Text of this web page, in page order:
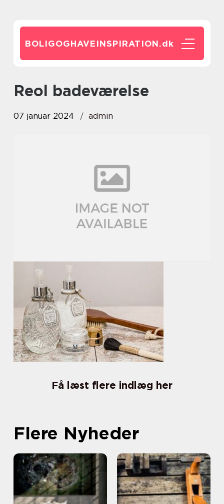
BOLIGOGHAVEINSPIRATION.dk
reol badeværelse
07 januar 2024 admin
Få læst flere indlæg her
Flere Nyheder